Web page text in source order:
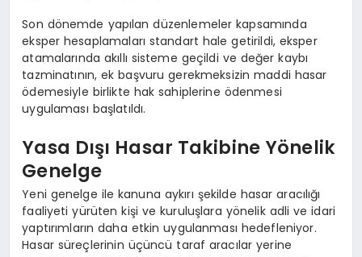
Son dönemde yapılan düzenlemeler kapsamında
eksper hesaplamaları standart hale getirildi, eksper
atamalarında akıllı sisteme geçildi ve değer kaybı
tazminatının, ek başvuru gerekmeksizin maddi hasar
ödemesiyle birlikte hak sahiplerine ödenmesi
uygulaması başlatıldı.
Yasa Dışı Hasar Takibine Yönelik
Genelge
Yeni genelge ile kanuna aykırı şekilde hasar aracılığı
faaliyeti yürüten kişi ve kuruluşlara yönelik adli ve idari
yaptırımların daha etkin uygulanması hedefleniyor.
Hasar süreçlerinin üçüncü taraf aracılar yerine